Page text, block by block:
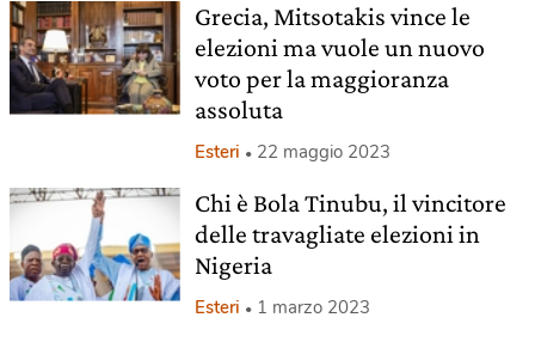
Grecia, Mitsotakis vince le
elezioni ma vuole un nuovo
voto per la maggioranza
assoluta
Esteri 22 maggio 2023
Chi è Bola Tinubu, il vincitore
delle travagliate elezioni in
Nigeria
Esteri 1 marzo 2023